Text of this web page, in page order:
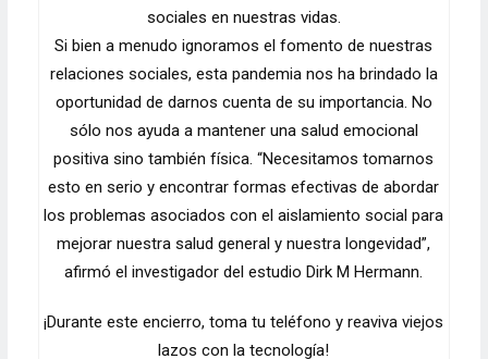
sociales en nuestras vidas.
Si bien a menudo ignoramos el fomento de nuestras
relaciones sociales, esta pandemia nos ha brindado la
oportunidad de darnos cuenta de su importancia. No
sólo nos ayuda a mantener una salud emocional
positiva sino también física. “Necesitamos tomarnos
esto en serio y encontrar formas efectivas de abordar
los problemas asociados con el aislamiento social para
mejorar nuestra salud general y nuestra longevidad”,
afirmó el investigador del estudio Dirk M Hermann.
¡Durante este encierro, toma tu teléfono y reaviva viejos
lazos con la tecnología!